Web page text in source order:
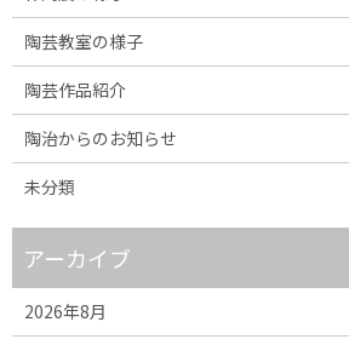
陶芸教室の様子
陶芸作品紹介
陶治からのお知らせ
未分類
アーカイブ
2026年8月